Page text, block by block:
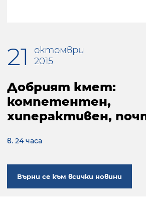
21
октомври
2015
Добрият кмет:
компетентен,
хиперактивен,
в. 24 часа
Върни се към всички новини